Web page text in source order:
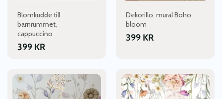
Blomkudde till
barnrummet,
cappuccino
399 KR
Dekorillo, mural Boho
bloom
399 KR